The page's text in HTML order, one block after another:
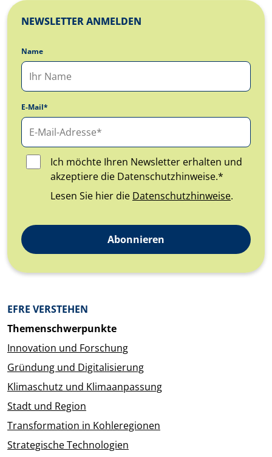
NEWSLETTER ANMELDEN
Name
E-Mail*
Ich möchte Ihren Newsletter erhalten und
akzeptiere die Datenschutzhinweise.*
Lesen Sie hier die Datenschutzhinweise.
Abonnieren
Überblick: Inhalte
EFRE VERSTEHEN
Themenschwerpunkte
Innovation und Forschung
Gründung und Digitalisierung
Klimaschutz und Klimaanpassung
Stadt und Region
Transformation in Kohleregionen
Strategische Technologien